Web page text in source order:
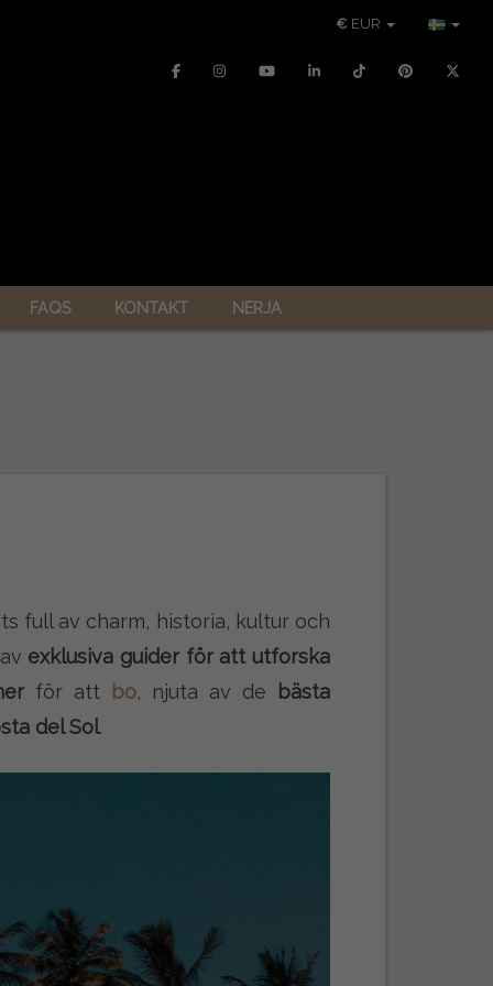
€ EUR
FAQS KONTAKT NERJA
full av charm, historia, kultur och
exklusiva guider för att utforska
för att bo, njuta av de
bästa
del Sol.